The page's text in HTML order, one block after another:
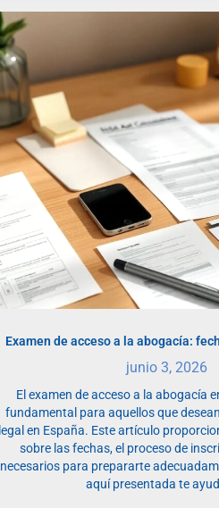
Examen de acceso a la abogacía:
junio 3, 2026
El examen de acceso a la abogacía
fundamental para aquellos que
legal en España. Este artículo
sobre las fechas, el proceso de
necesarios para prepararte
aquí presentada te